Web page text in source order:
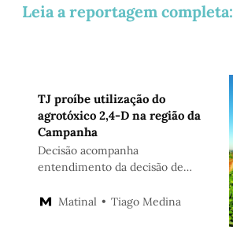
Leia a reportagem completa:
TJ proíbe utilização do
agrotóxico 2,4-D na região da
Campanha
Decisão acompanha
entendimento da decisão de
que causa danos a culturas como a
Matinal Tiago Medina